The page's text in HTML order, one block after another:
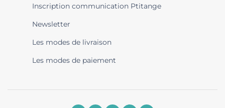
Inscription communication Ptitange
Newsletter
Les modes de livraison
Les modes de paiement